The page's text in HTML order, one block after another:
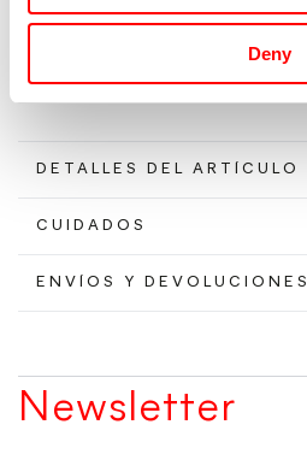
Deny
DETALLES DEL ARTÍCULO
CUIDADOS
ENVÍOS Y DEVOLUCIONES
Newsletter